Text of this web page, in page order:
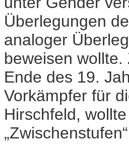
Überlegungen
analoger
beweisen
Ende des 19.
Vorkämpfer für
Hirschfeld,